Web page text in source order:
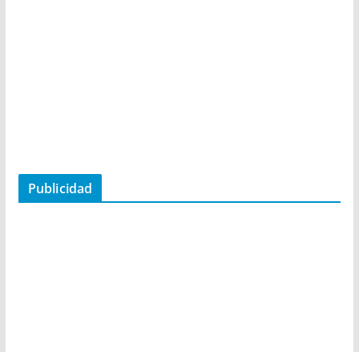
Publicidad